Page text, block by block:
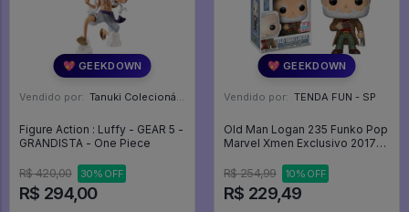
💖 GEEKDOWN
Vendido por: Tanuki Colecionáveis - SP
Figure Action : Luffy - GEAR 5 -
GRANDISTA - One Piece
R$ 420,00 30% OFF
R$ 294,00
💖 GEEKDOWN
Vendido por: TENDA FUN - SP
Old Man Logan 235 Funko Pop
Marvel Xmen Exclusivo 2017
#235 - Funko Pop - #235 -
FUNKO POP #235
R$ 254,99 10% OFF
R$ 229,49